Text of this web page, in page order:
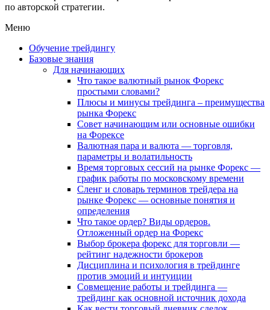
по авторской стратегии.
Меню
Обучение трейдингу
Базовые знания
Для начинающих
Что такое валютный рынок Форекс
простыми словами?
Плюсы и минусы трейдинга – преимущества
рынка Форекс
Совет начинающим или основные ошибки
на Форексе
Валютная пара и валюта — торговля,
параметры и волатильность
Время торговых сессий на рынке Форекс —
график работы по московскому времени
Сленг и словарь терминов трейдера на
рынке Форекс — основные понятия и
определения
Что такое ордер? Виды ордеров.
Отложенный ордер на Форекс
Выбор брокера форекс для торговли —
рейтинг надежности брокеров
Дисциплина и психология в трейдинге
против эмоций и интуиции
Совмещение работы и трейдинга —
трейдинг как основной источник дохода